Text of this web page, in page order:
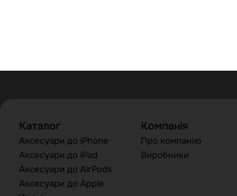
Каталог
Аксесуари до iPhone
Аксесуари до iPad
Аксесуари до AirPods
Аксесуари до Apple
Компанія
Про компанію
Виробники